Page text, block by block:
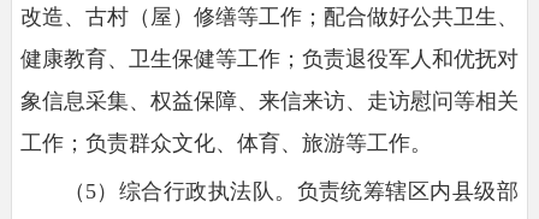
改造、古村（屋）修缮等工作；配合做好公共卫生、
健康教育、卫生保健等工作；负责退役军人和优抚对
象信息采集、权益保障、来信来访、走访慰问等相关
工作；负责群众文化、体育、旅游等工作。
（5）综合行政执法队。负责统筹辖区内县级部